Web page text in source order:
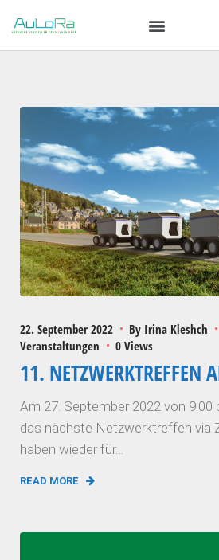
22. September 2022 By Irina Kleshch
Veranstaltungen
0 Views
11.
Am 27. September 2022 von 9:00
das nächste Netzwerktreffen via
haben wieder für…
READ MORE